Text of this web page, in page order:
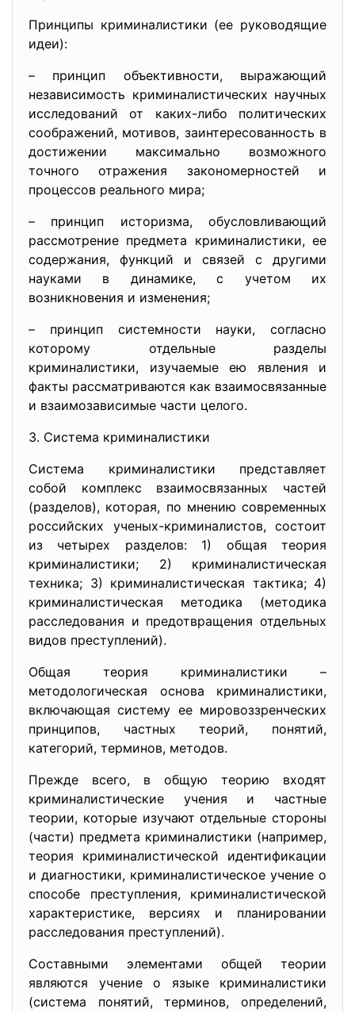
Принципы криминалистики (ее руководящие
идеи):
– принцип объективности, выражающий
независимость криминалистических научных
исследований от каких-либо политических
соображений, мотивов, заинтересованность в
достижении максимально возможного
точного отражения закономерностей и
процессов реального мира;
– принцип историзма, обусловливающий
рассмотрение предмета криминалистики, ее
содержания, функций и связей с другими
науками в динамике, с учетом их
возникновения и изменения;
– принцип системности науки, согласно
которому отдельные разделы
криминалистики, изучаемые ею явления и
факты рассматриваются как взаимосвязанные
и взаимозависимые части целого.
3. Система криминалистики
Система криминалистики представляет
собой комплекс взаимосвязанных частей
(разделов), которая, по мнению современных
российских ученых-криминалистов, состоит
из четырех разделов: 1) общая теория
криминалистики; 2) криминалистическая
техника; 3) криминалистическая тактика; 4)
криминалистическая методика (методика
расследования и предотвращения отдельных
видов преступлений).
Общая теория криминалистики –
методологическая основа криминалистики,
включающая систему ее мировоззренческих
принципов, частных теорий, понятий,
категорий, терминов, методов.
Прежде всего, в общую теорию входят
криминалистические учения и частные
теории, которые изучают отдельные стороны
(части) предмета криминалистики (например,
теория криминалистической идентификации
и диагностики, криминалистическое учение о
способе преступления, криминалистической
характеристике, версиях и планировании
расследования преступлений).
Составными элементами общей теории
являются учение о языке криминалистики
(система понятий, терминов, определений,